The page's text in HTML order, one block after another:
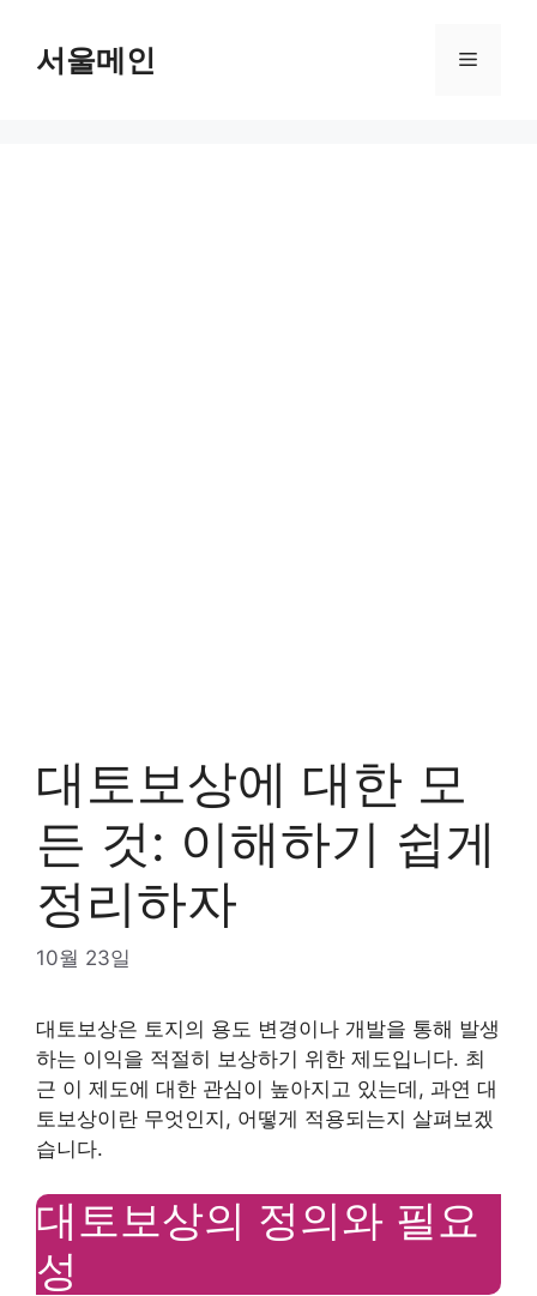
content서울메인 Menu
대토보상에 대한 모
든 것: 이해하기 쉽게
정리하자
10월 23일
대토보상은 토지의 용도 변경이나 개발을 통해 발생
하는 이익을 적절히 보상하기 위한 제도입니다. 최
근 이 제도에 대한 관심이 높아지고 있는데, 과연 대
토보상이란 무엇인지, 어떻게 적용되는지 살펴보겠
습니다.
대토보상의 정의와 필요
성